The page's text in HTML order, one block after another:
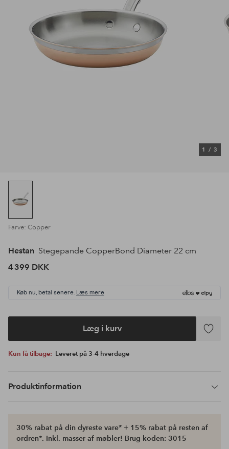
1 / 3
Farve: Copper
Hestan Stegepande CopperBond Diameter 22 cm
4 399 DKK
Køb nu, betal senere. Læs mere
Læg i kurv
Tilføj
Kun få tilbage: Leveret på 3-4 hverdage
Produktinformation
30% rabat på din dyreste vare* + 15% rabat på resten af
ordren*. Inkl. masser af møbler! Brug koden: 3015